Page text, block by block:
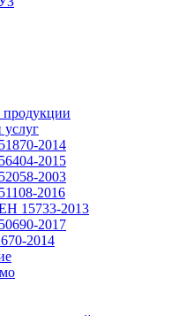
2014
2015
2003
2016
15733-2013
2017
2014